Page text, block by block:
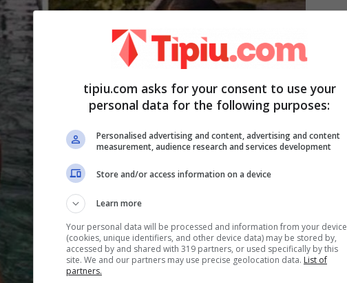
tipiu.com asks for your consent to use your
personal data for the following purposes:
Personalised advertising and content, advertising and content
measurement, audience research and services development
Store and/or access information on a device
Learn more
Your personal data will be processed and information from your device
(cookies, unique identifiers, and other device data) may be stored by,
accessed by and shared with 319 partners, or used specifically by this
site. We and our partners may use precise geolocation data. List of
partners.